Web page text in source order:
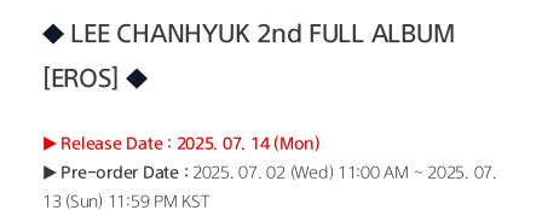
◆ LEE CHANHYUK 2nd FULL ALBUM
[EROS] ◆
▶ Release Date : 2025. 07. 14 (Mon)
▶ Pre-order Date : 2025. 07. 02 (Wed) 11:00 AM ~ 2025. 07.
13 (Sun) 11:59 PM KST